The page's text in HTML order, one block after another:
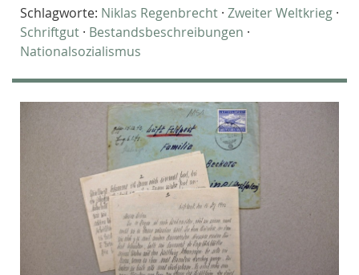
Schlagworte: Niklas Regenbrecht · Zweiter Weltkrieg ·
Schriftgut · Bestandsbeschreibungen ·
Nationalsozialismus